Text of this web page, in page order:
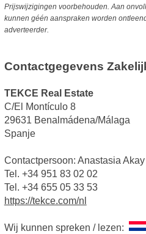
Prijswijzigingen voorbehouden. Aan
kunnen géén aanspraken worden
adverteerder.
Contactgegevens
TEKCE Real Estate
C/El Montículo 8
29631 Benalmádena/Málaga
Spanje
Contactpersoon: Anastasia Akay
Tel. +34 951 83 02 02
Tel. +34 655 05 33 53
https://tekce.com/nl
Wij kunnen spreken / lezen: